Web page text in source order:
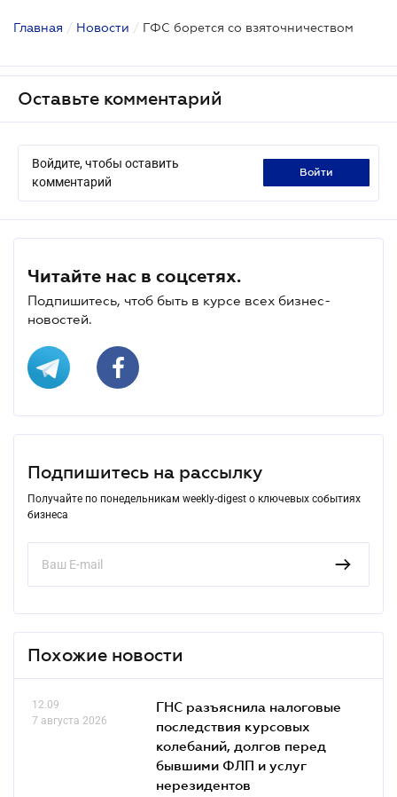
Главная / Новости / ГФС борется со взяточничеством
Оставьте комментарий
Войдите, чтобы оставить
комментарий
войти
Читайте нас в соцсетях.
Подпишитесь, чтоб быть в курсе всех бизнес-
новостей.
Подпишитесь на рассылку
Получайте по понедельникам weekly-digest о ключевых событиях
бизнеса
Похожие новости
12.09
7 августа 2026
ГНС разъяснила налоговые
последствия курсовых
колебаний, долгов перед
бывшими ФЛП и услуг
нерезидентов